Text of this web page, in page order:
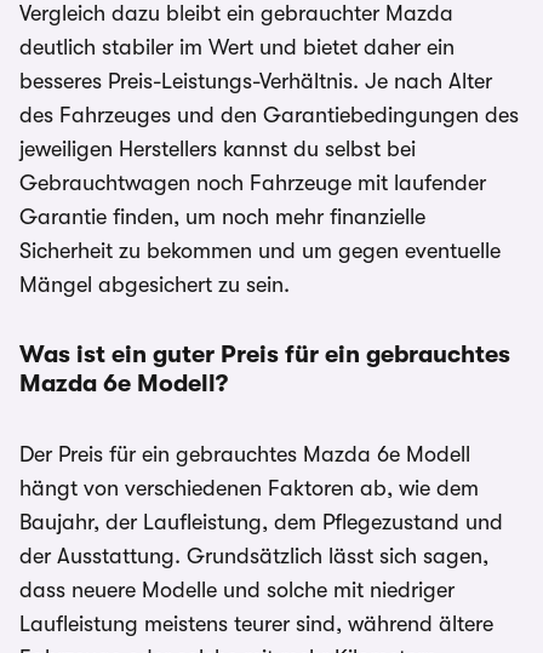
Vergleich dazu bleibt ein gebrauchter Mazda
deutlich stabiler im Wert und bietet daher ein
besseres Preis-Leistungs-Verhältnis. Je nach Alter
des Fahrzeuges und den Garantiebedingungen des
jeweiligen Herstellers kannst du selbst bei
Gebrauchtwagen noch Fahrzeuge mit laufender
Garantie finden, um noch mehr finanzielle
Sicherheit zu bekommen und um gegen eventuelle
Mängel abgesichert zu sein.
Was ist ein guter Preis für ein gebrauchtes
Mazda 6e Modell?
Der Preis für ein gebrauchtes Mazda 6e Modell
hängt von verschiedenen Faktoren ab, wie dem
Baujahr, der Laufleistung, dem Pflegezustand und
der Ausstattung. Grundsätzlich lässt sich sagen,
dass neuere Modelle und solche mit niedriger
Laufleistung meistens teurer sind, während ältere